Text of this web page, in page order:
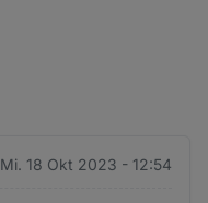
Mi. 18 Okt 2023 - 12:54